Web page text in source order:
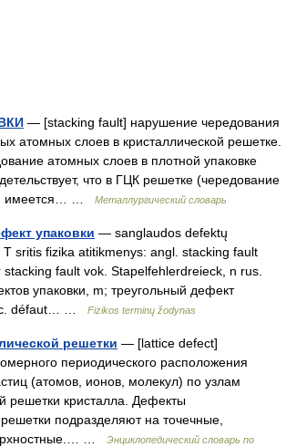
— [stacking fault] нарушение чередования
атомных слоев в кристаллической решетке.
атомных слоев в плотной упаковке
что в ГЦК решетке (чередование
имеется… …
Металлургический словарь
упаковки — sanglaudos defektų
sritis fizika atitikmenys: angl. stacking fault
fault vok. Stapelfehlerdreieck, n rus.
упаковки, m; треугольный дефект
défaut… …
Fizikos terminų žodynas
решетки — [lattice defect]
периодического расположения
(атомов, ионов, молекул) по узлам
решетки кристалла. Дефекты
подразделяют на точечные,
…
Энциклопедический словарь по